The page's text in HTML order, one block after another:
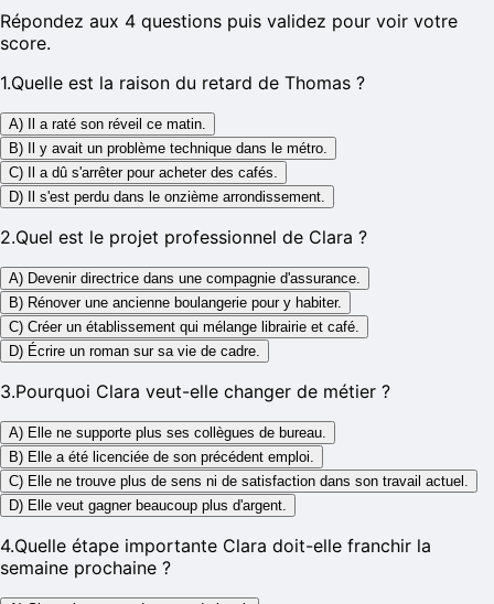
Répondez aux 4 questions puis validez pour voir votre
score.
1.Quelle est la raison du retard de Thomas ?
A) Il a raté son réveil ce matin.
B) Il y avait un problème technique dans le métro.
C) Il a dû s'arrêter pour acheter des cafés.
D) Il s'est perdu dans le onzième arrondissement.
2.Quel est le projet professionnel de Clara ?
A) Devenir directrice dans une compagnie d'assurance.
B) Rénover une ancienne boulangerie pour y habiter.
C) Créer un établissement qui mélange librairie et café.
D) Écrire un roman sur sa vie de cadre.
3.Pourquoi Clara veut-elle changer de métier ?
A) Elle ne supporte plus ses collègues de bureau.
B) Elle a été licenciée de son précédent emploi.
C) Elle ne trouve plus de sens ni de satisfaction dans son travail actuel.
D) Elle veut gagner beaucoup plus d'argent.
4.Quelle étape importante Clara doit-elle franchir la
semaine prochaine ?